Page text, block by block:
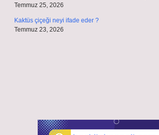
Temmuz 25, 2026
Kaktüs çiçeği neyi ifade eder ?
Temmuz 23, 2026